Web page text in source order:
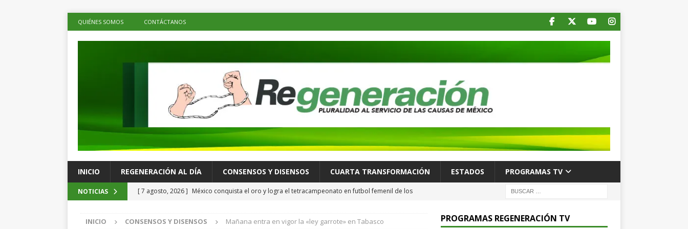
QUIÉNES SOMOS CONTÁCTANOS
INICIO REGENERACIÓN AL DÍA CONSENSOS Y DISENSOS CUARTA TRANSFORMACIÓN ESTADOS PROGRAMAS TV
NOTICIAS [ 7 agosto, 2026 ] México conquista el oro y logra el tetracampeonato en futbol femenil de los
[ 7 agosto, 2026 ] La economía de las familias mexicanas mejora; hay bienestar: presidenta
INICIO CONSENSOS Y DISENSOS Mañana entra en vigor la «ley garrote» en Tabasco PROGRAMAS REGENERACIÓN TV